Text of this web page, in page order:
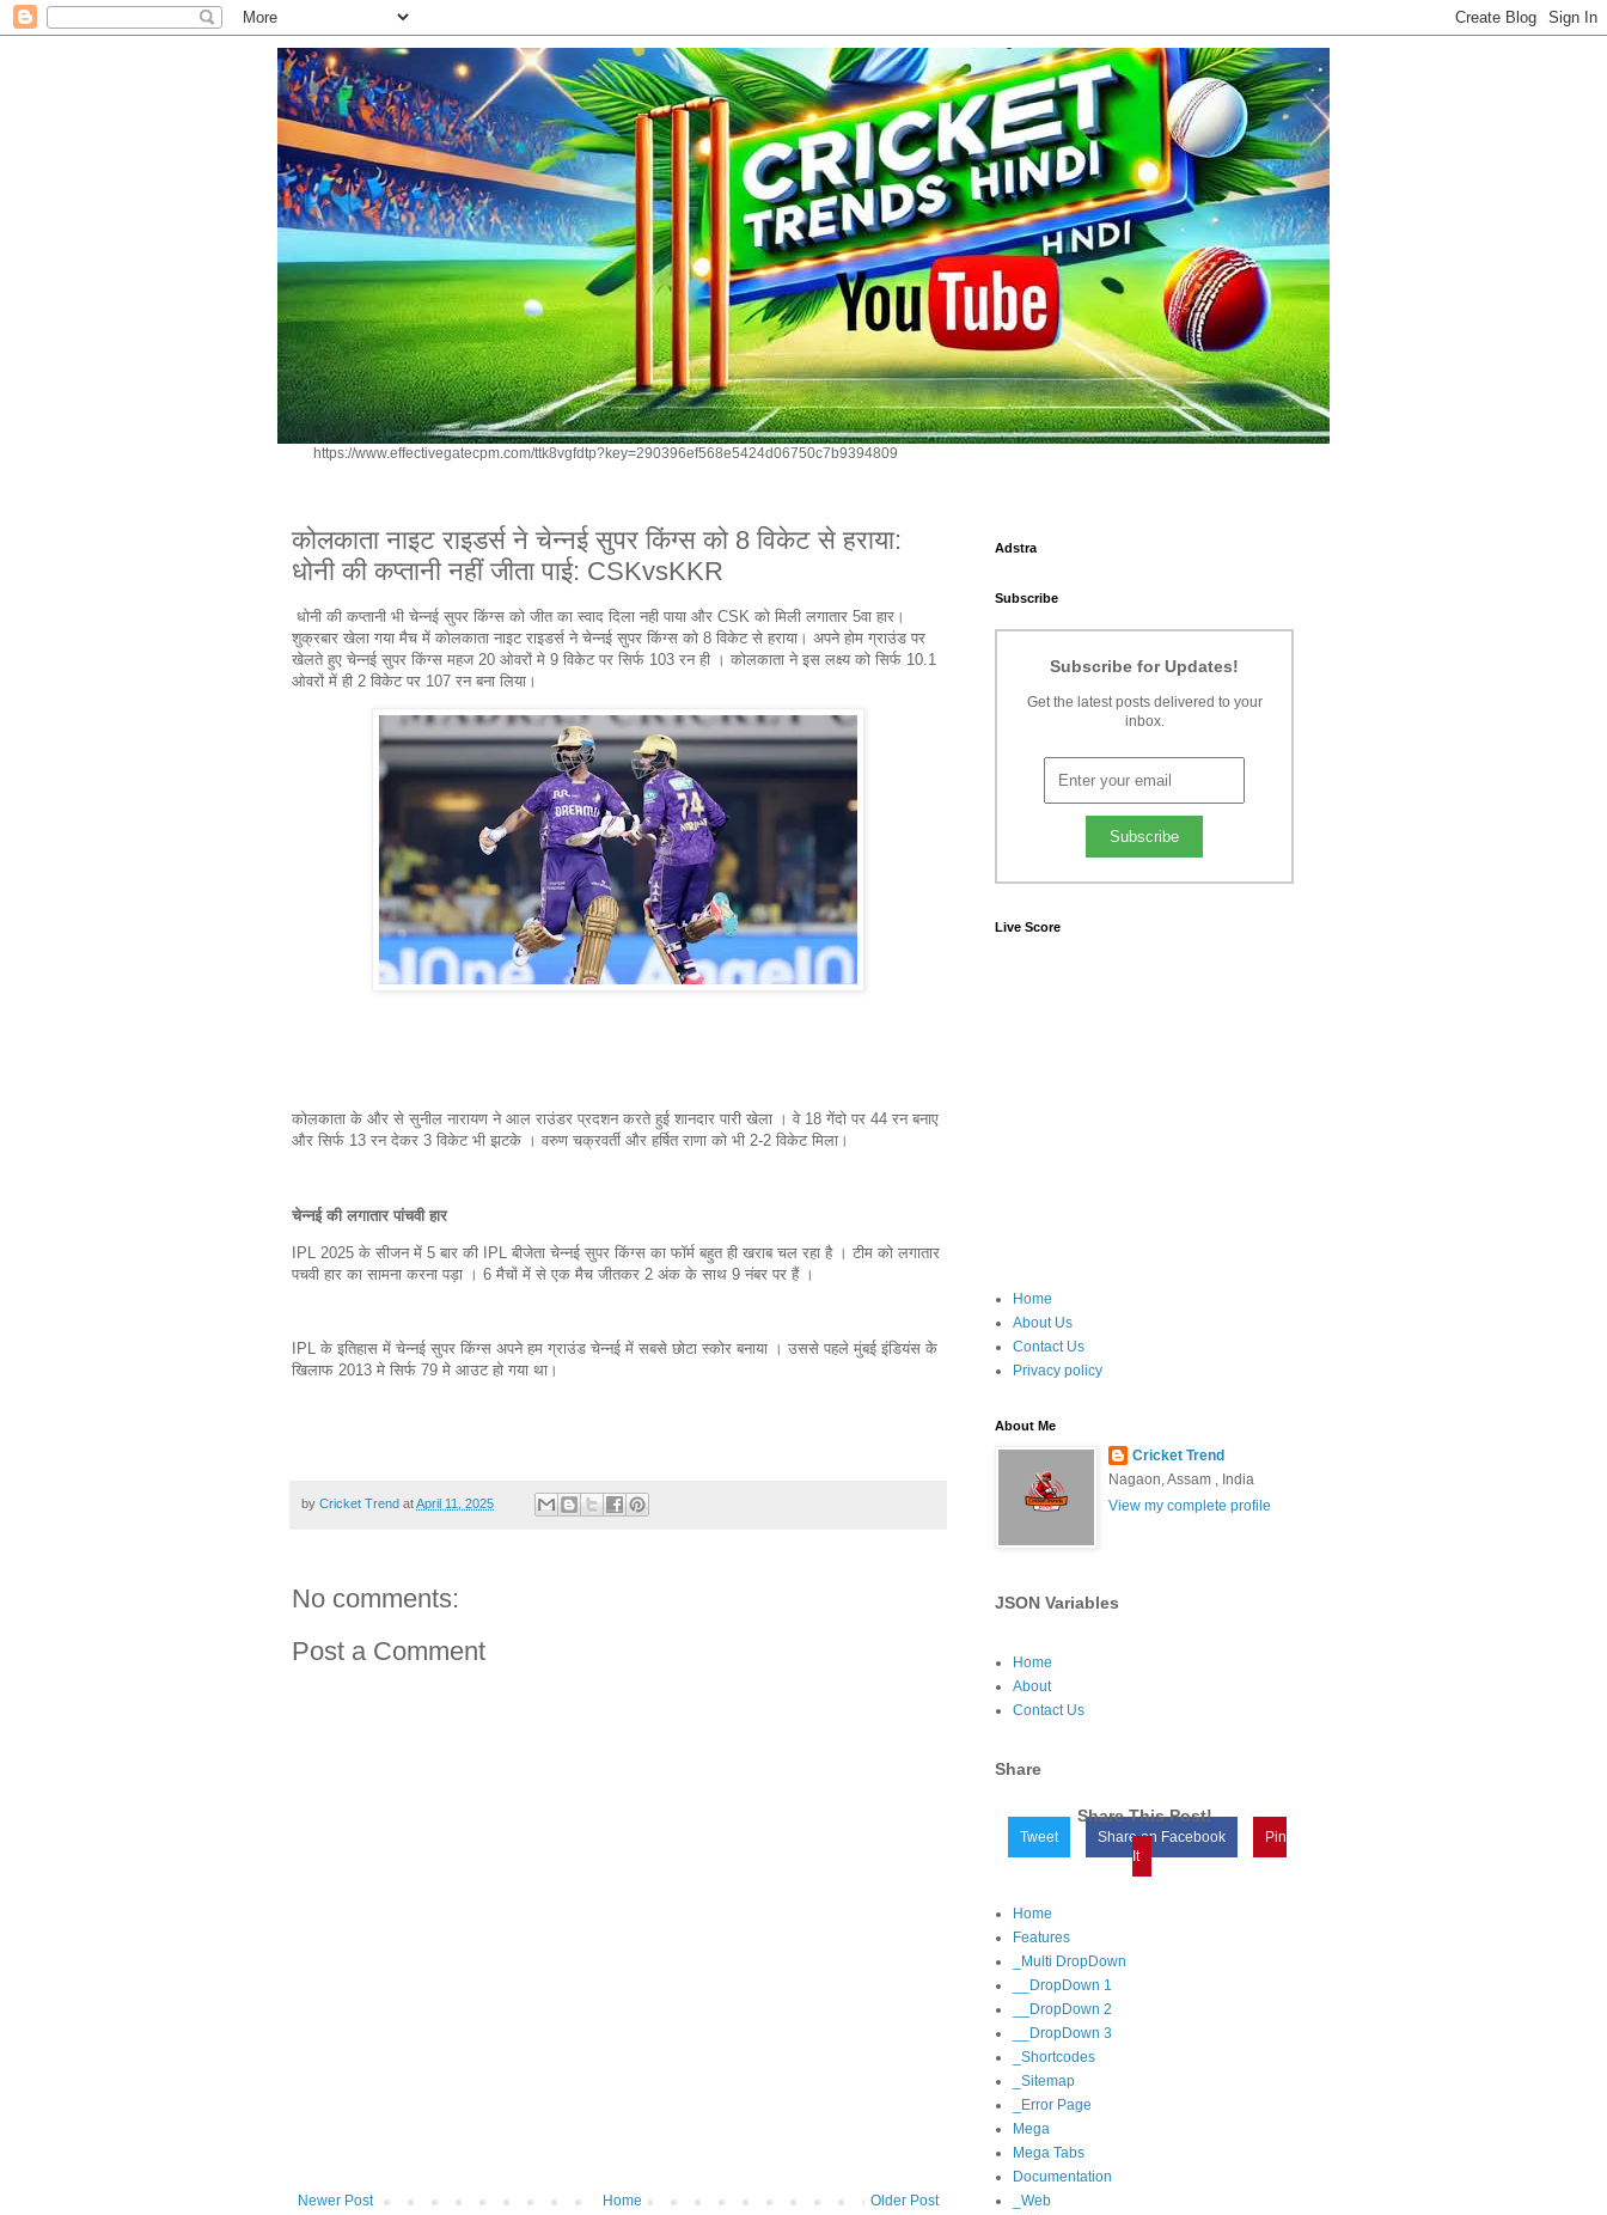
https://www.effectivegatecpm.com/ttk8vgfdtp?key=290396ef568e5424d06750c7b9394809
कोलकाता नाइट राइडर्स ने चेन्नई सुपर किंग्स को 8 विकेट से हराया:
धोनी की कप्तानी नहीं जीता पाई: CSKvsKKR
धोनी की कप्तानी भी चेन्नई सुपर किंग्स को जीत का स्वाद दिला नही पाया और CSK को मिली लगातार 5वा हार।
शुक्रबार खेला गया मैच में कोलकाता नाइट राइडर्स ने चेन्नई सुपर किंग्स को 8 विकेट से हराया। अपने होम ग्राउंड पर
खेलते हुए चेन्नई सुपर किंग्स महज 20 ओवरों मे 9 विकेट पर सिर्फ 103 रन ही । कोलकाता ने इस लक्ष्य को सिर्फ 10.1
ओवरों में ही 2 विकेट पर 107 रन बना लिया।
कोलकाता के और से सुनील नारायण ने आल राउंडर प्रदशन करते हुई शानदार पारी खेला । वे 18 गेंदो पर 44 रन बनाए
और सिर्फ 13 रन देकर 3 विकेट भी झटके । वरुण चक्रवर्ती और हर्षित राणा को भी 2-2 विकेट मिला।
चेन्नई की लगातार पांचवी हार
IPL 2025 के सीजन में 5 बार की IPL बीजेता चेन्नई सुपर किंग्स का फॉर्म बहुत ही खराब चल रहा है । टीम को लगातार
पचवी हार का सामना करना पड़ा । 6 मैचों में से एक मैच जीतकर 2 अंक के साथ 9 नंबर पर हैं ।
IPL के इतिहास में चेन्नई सुपर किंग्स अपने हम ग्राउंड चेन्नई में सबसे छोटा स्कोर बनाया । उससे पहले मुंबई इंडियंस के
खिलाफ 2013 मे सिर्फ 79 मे आउट हो गया था।
by Cricket Trend atApril 11, 2025
No comments:
Post a Comment
Newer Post Older Post
Home
Adstra
Subscribe
Subscribe for Updates!
Get the latest posts delivered to your
inbox.
Live Score
Home
About Us
Contact Us
Privacy policy
About Me
Cricket Trend
Nagaon, Assam , India
View my complete profile
JSON Variables
Home
About
Contact Us
Share
Share This Post!
Tweet Share on Facebook
Pin
It
Home
Features
_Multi DropDown
__DropDown 1
__DropDown 2
__DropDown 3
_Shortcodes
_Sitemap
_Error Page
Mega
Mega Tabs
Documentation
_Web